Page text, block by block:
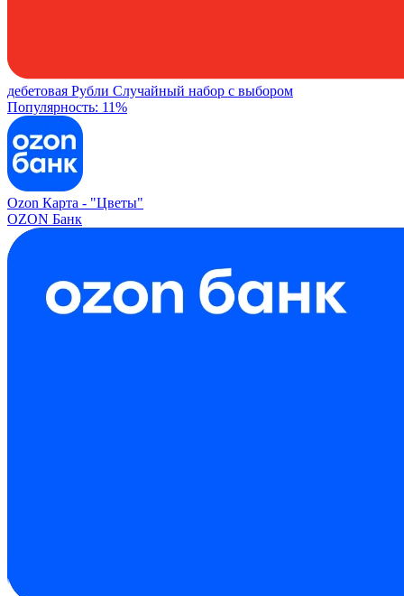
дебетовая Рубли Случайный набор с выбором
Популярность: 11%
Ozon Карта - "Цветы"
OZON Банк